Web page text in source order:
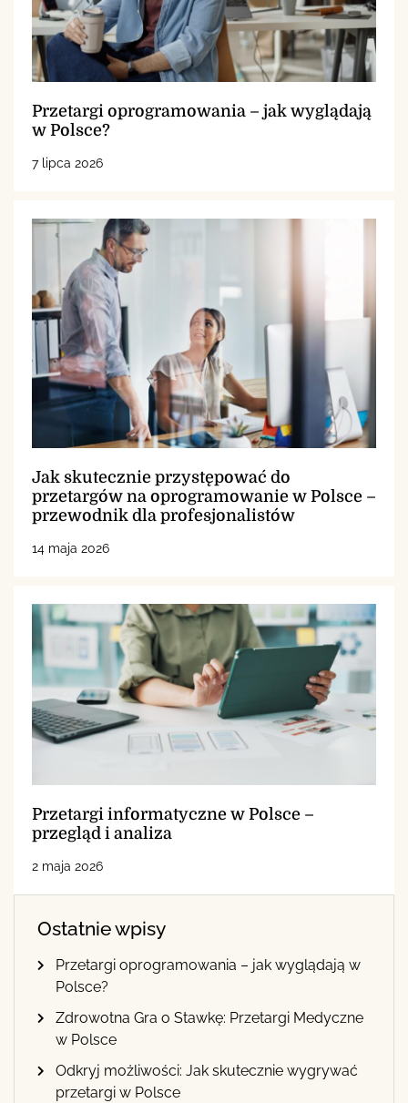
Przetargi oprogramowania – jak wyglądają
w Polsce?
7 lipca 2026
Jak skutecznie przystępować do
przetargów na oprogramowanie w Polsce –
przewodnik dla profesjonalistów
14 maja 2026
Przetargi informatyczne w Polsce –
przegląd i analiza
2 maja 2026
Ostatnie wpisy
Przetargi oprogramowania – jak wyglądają w
Polsce?
Zdrowotna Gra o Stawkę: Przetargi Medyczne
w Polsce
Odkryj możliwości: Jak skutecznie wygrywać
przetargi w Polsce